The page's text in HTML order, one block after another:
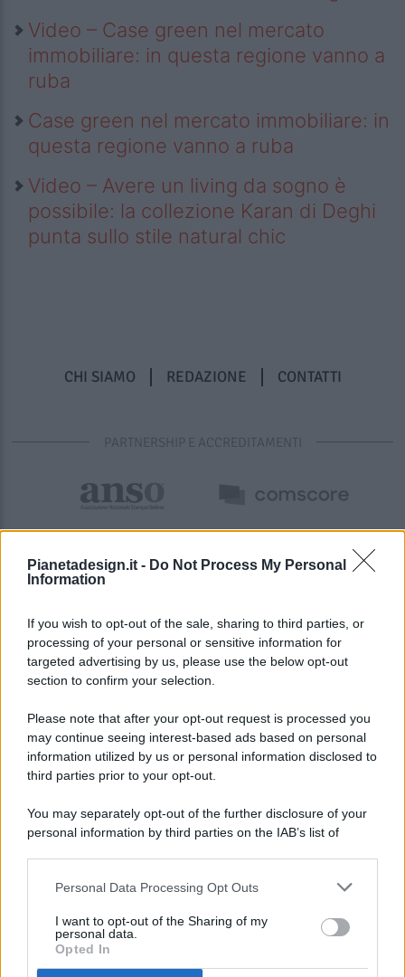
Pianetadesign.it - Do Not Process My Personal
Information
If you wish to opt-out of the sale, sharing to third parties, or
processing of your personal or sensitive information for
targeted advertising by us, please use the below opt-out
section to confirm your selection.
Please note that after your opt-out request is processed you
may continue seeing interest-based ads based on personal
information utilized by us or personal information disclosed to
third parties prior to your opt-out.
You may separately opt-out of the further disclosure of your
personal information by third parties on the IAB’s list of
This information may also be disclosed by us to third parties
disclose it to other third parties.
Personal Data Processing Opt Outs
I want to opt-out of the Sharing of my
personal data.
Opted In
Video – Case green nel mercato
immobiliare: in questa regione vanno a
ruba
Case green nel mercato immobiliare: in
questa regione vanno a ruba
Video – Avere un living da sogno è
possibile: la collezione Karan di Deghi
punta sullo stile natural chic
CHI SIAMO REDAZIONE CONTATTI
PARTNERSHIP E ACCREDITAMENTI
© 2026 - Pianeta Design - P.IVA 04827280654 - Testata
Registrata Al Tribunale Di Nocera Inferiore N. 8/2020 - RG N.
ISCRIZIONE AL ROC N. 35792 – ISCRITTA ALL’ANSO
(ASSOCIAZIONE NAZIONALE STAMPA ONLINE)
PREFERENZE PRIVACY